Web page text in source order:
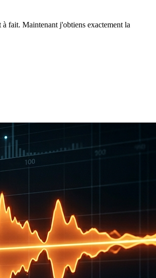
à fait. Maintenant j'obtiens exactement la